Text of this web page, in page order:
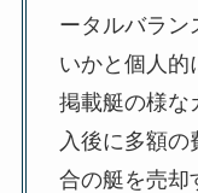
ータルバラン
いかと個人的
掲載艇の様な
入後に多額
合の艇を売却